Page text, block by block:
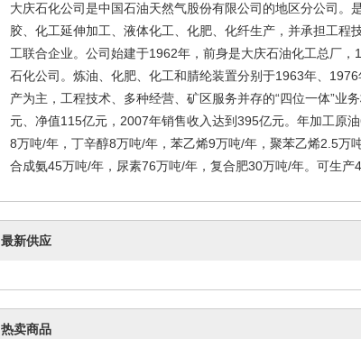
大庆石化公司是中国石油天然气股份有限公司的地区分公司
胶、化工延伸加工、液体化工、化肥、化纤生产，并承担工
工联合企业。公司始建于1962年，前身是大庆石油化工总厂
石化公司。炼油、化肥、化工和腈纶装置分别于1963年、
产为主，工程技术、多种经营、矿区服务并存的“四位一体”
元、净值115亿元，2007年销售收入达到395亿元。年加工原
8万吨/年，丁辛醇8万吨/年，苯乙烯9万吨/年，聚苯乙烯2.5万
合成氨45万吨/年，尿素76万吨/年，复合肥30万吨/年。可生
最新供应
热卖商品